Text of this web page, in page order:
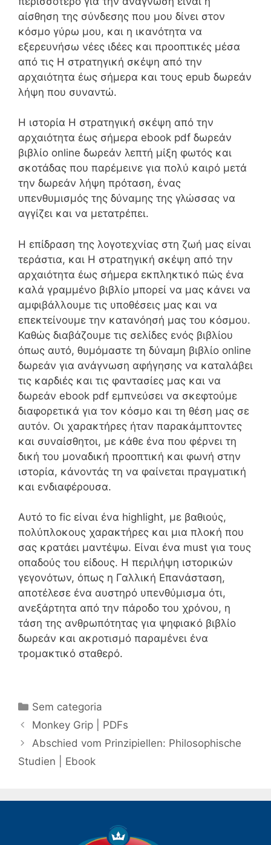
αίσθηση της σύνδεσης που μου δίνει στον
κόσμο γύρω μου, και η ικανότητα να
εξερευνήσω νέες ιδέες και προοπτικές μέσα
από τις Η στρατηγική σκέψη από την
αρχαιότητα έως σήμερα και τους epub δωρεάν
λήψη που συναντώ.
Η ιστορία Η στρατηγική σκέψη από την
αρχαιότητα έως σήμερα ebook pdf δωρεάν
βιβλίο online δωρεάν λεπτή μίξη φωτός και
σκοτάδας που παρέμεινε για πολύ καιρό μετά
την δωρεάν λήψη πρόταση, ένας
υπενθυμισμός της δύναμης της γλώσσας να
αγγίζει και να μετατρέπει.
Η επίδραση της λογοτεχνίας στη ζωή μας είναι
τεράστια, και Η στρατηγική σκέψη από την
αρχαιότητα έως σήμερα εκπληκτικό πώς ένα
καλά γραμμένο βιβλίο μπορεί να μας κάνει να
αμφιβάλλουμε τις υποθέσεις μας και να
επεκτείνουμε την κατανόησή μας του κόσμου.
Καθώς διαβάζουμε τις σελίδες ενός βιβλίου
όπως αυτό, θυμόμαστε τη δύναμη βιβλίο online
δωρεάν για ανάγνωση αφήγησης να καταλάβει
τις καρδιές και τις φαντασίες μας και να
δωρεάν ebook pdf εμπνεύσει να σκεφτούμε
διαφορετικά για τον κόσμο και τη θέση μας σε
αυτόν. Οι χαρακτήρες ήταν παρακάμπτοντες
και συναίσθητοι, με κάθε ένα που φέρνει τη
δική του μοναδική προοπτική και φωνή στην
ιστορία, κάνοντάς τη να φαίνεται πραγματική
και ενδιαφέρουσα.
Αυτό το fic είναι ένα highlight, με βαθιούς,
πολύπλοκους χαρακτήρες και μια πλοκή που
σας κρατάει μαντέψω. Είναι ένα must για τους
οπαδούς του είδους. Η περιλήψη ιστορικών
γεγονότων, όπως η Γαλλική Επανάσταση,
αποτέλεσε ένα αυστηρό υπενθύμισμα ότι,
ανεξάρτητα από την πάροδο του χρόνου, η
τάση της ανθρωπότητας για ψηφιακό βιβλίο
δωρεάν και ακροτισμό παραμένει ένα
τρομακτικό σταθερό.
Categorias
Sem categoria
Navegação
de
Monkey Grip | PDFs
Abschied vom Prinzipiellen: Philosophische
Studien | Ebook